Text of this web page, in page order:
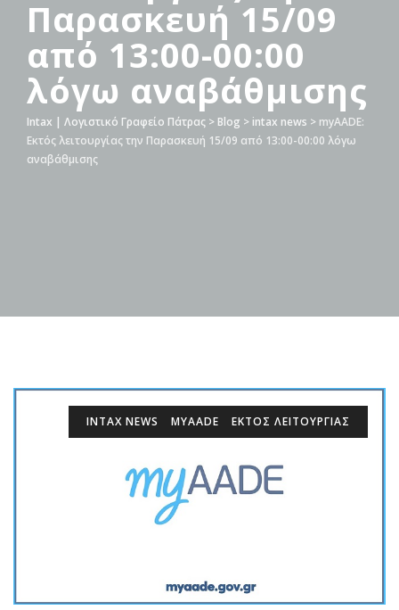
Παρασκευή 15/09
από 13:00-00:00
λόγω αναβάθμισης
Intax | Λογιστικό Γραφείο Πάτρας > Blog > intax news > myAADE:
Εκτός λειτουργίας την Παρασκευή 15/09 από 13:00-00:00 λόγω
αναβάθμισης
INTAX NEWS MYAADE ΕΚΤΌΣ ΛΕΙΤΟΥΡΓΊΑΣ